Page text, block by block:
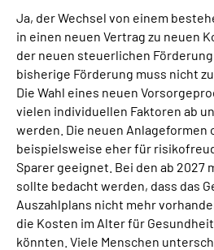
Ja, der Wechsel von einem
in einen neuen Vertrag zu neuen
der neuen steuerlichen
bisherige Förderung muss nicht
Die Wahl eines neuen
vielen individuellen Faktoren ab
werden. Die neuen Anlageformen
beispielsweise eher für
Sparer geeignet. Bei den ab 2027
sollte bedacht werden, dass das
Auszahlplans nicht mehr
die Kosten im Alter für
könnten. Viele Menschen